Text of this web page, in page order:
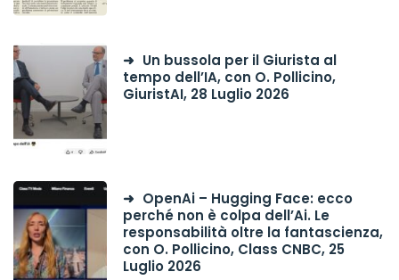
Un bussola per il Giurista al
tempo dell’IA, con O. Pollicino,
GiuristAI, 28 Luglio 2026
OpenAi – Hugging Face: ecco
perché non è colpa dell’Ai. Le
responsabilità oltre la fantascienza,
con O. Pollicino, Class CNBC, 25
Luglio 2026